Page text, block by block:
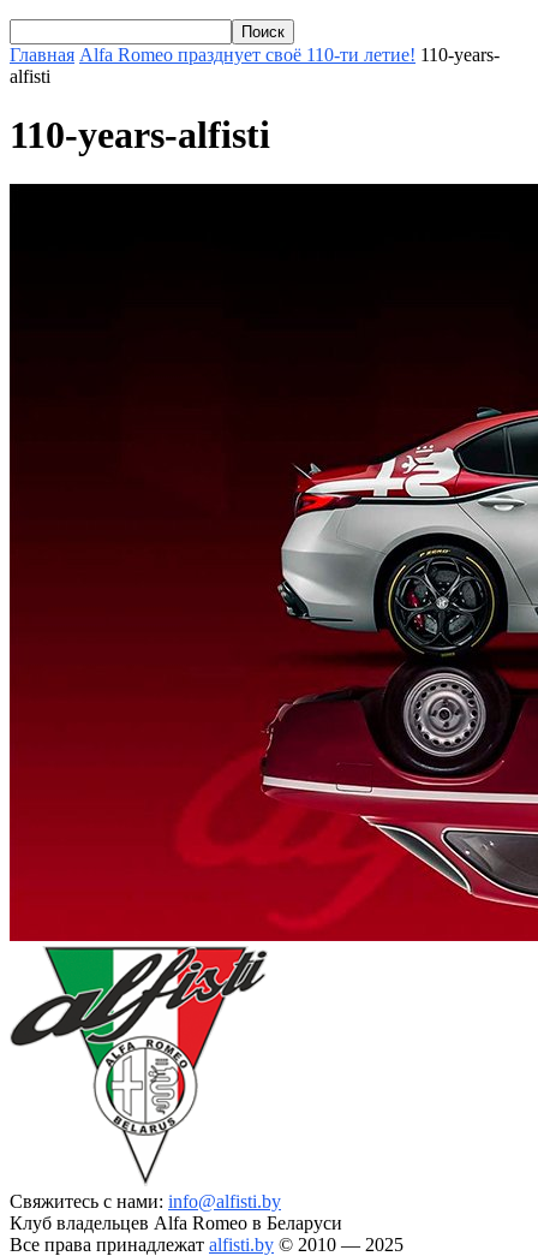
Главная Alfa Romeo празднует своё 110-ти летие! 110-years-
alfisti
110-years-alfisti
Свяжитесь с нами: info@alfisti.by
Клуб владельцев Alfa Romeo в Беларуси
Все права принадлежат alfisti.by © 2010 — 2025